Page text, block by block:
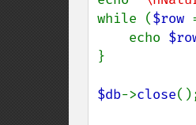
while ($row
    echo
}
$db->close